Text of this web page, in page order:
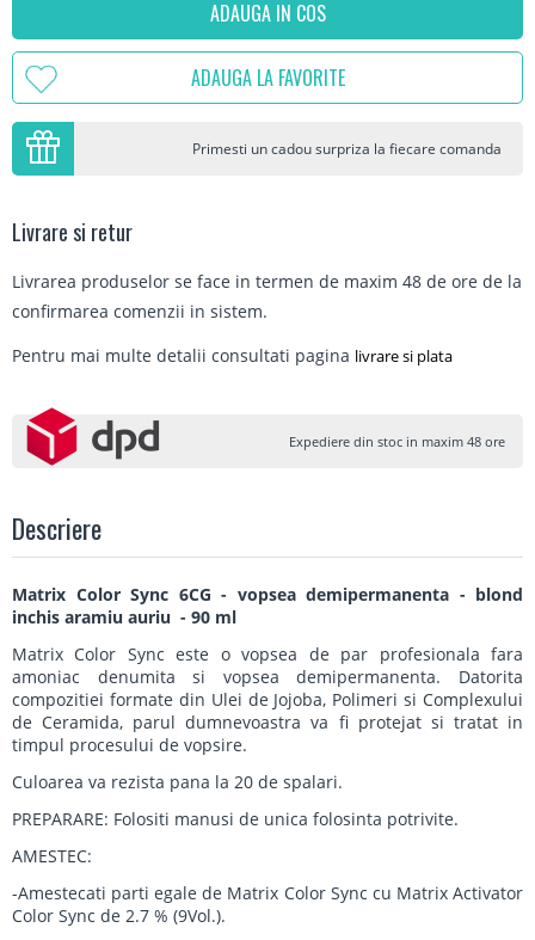
ADAUGA IN COS
ADAUGA LA FAVORITE
Primesti un cadou surpriza la fiecare comanda
Livrare si retur
Livrarea produselor se face in termen de maxim 48 de ore de la
confirmarea comenzii in sistem.
Pentru mai multe detalii consultati pagina livrare si plata
Expediere din stoc in maxim 48 ore
Descriere
Matrix Color Sync 6CG - vopsea demipermanenta - blond
inchis aramiu auriu - 90 ml
Matrix Color Sync este o vopsea de par profesionala fara
amoniac denumita si vopsea demipermanenta. Datorita
compozitiei formate din Ulei de Jojoba, Polimeri si Complexului
de Ceramida, parul dumnevoastra va fi protejat si tratat in
timpul procesului de vopsire.
Culoarea va rezista pana la 20 de spalari.
PREPARARE: Folositi manusi de unica folosinta potrivite.
AMESTEC:
-Amestecati parti egale de Matrix Color Sync cu Matrix Activator
Color Sync de 2.7 % (9Vol.).